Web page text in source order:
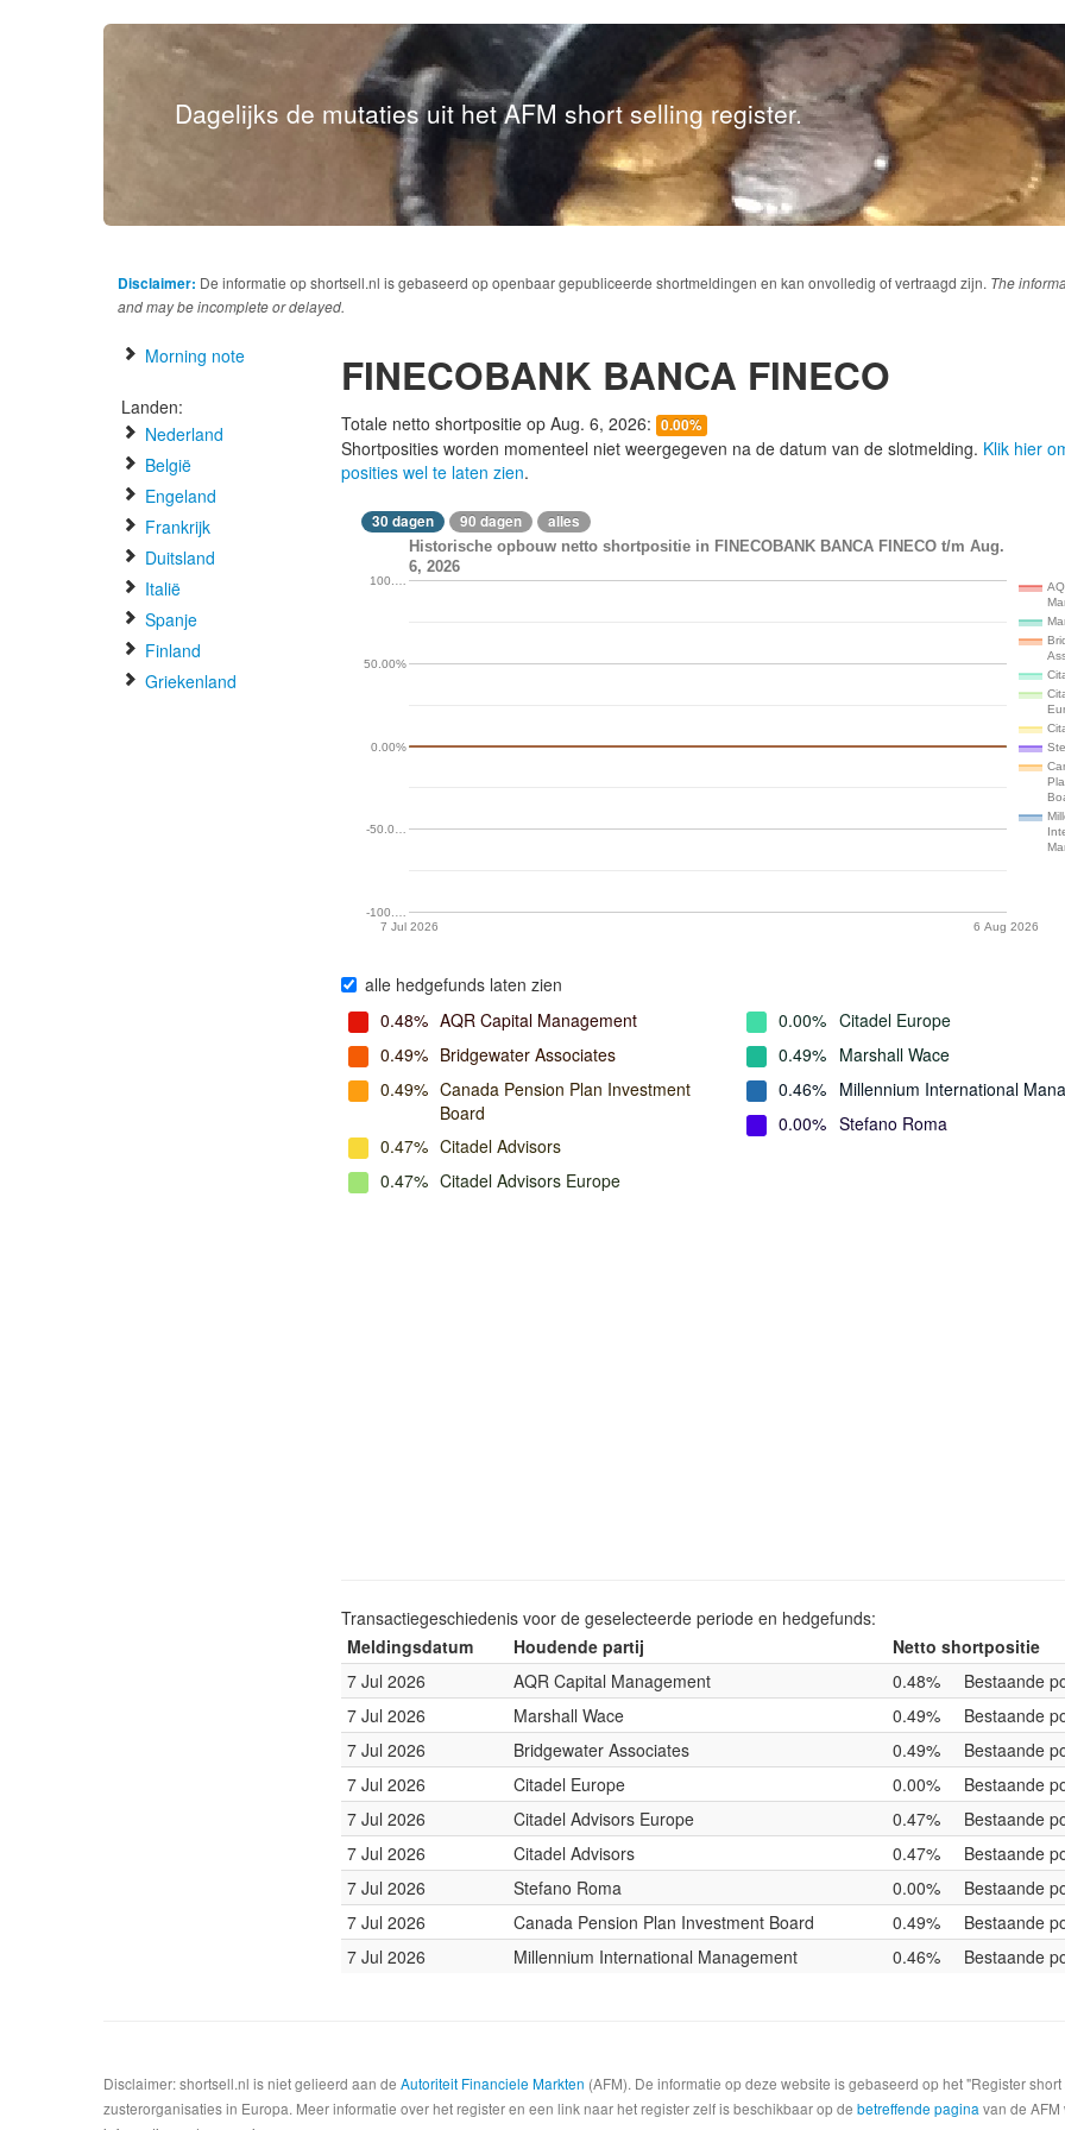
Dagelijks de mutaties uit het AFM short selling register.
Disclaimer: De informatie op shortsell.nl is gebaseerd op openbaar gepubliceerde shortmeldingen en kan onvolledig of vertraagd zijn. The
and may be incomplete or delayed.
Morning note
Landen:
Nederland
België
Engeland
Frankrijk
Duitsland
Italië
Spanje
Finland
Griekenland
FINECOBANK BANCA FINECO
Totale netto shortpositie op Aug. 6, 2026: 0.00%
Shortposities worden momenteel niet weergegeven na de datum van de slotmelding. Klik hier
posities wel te laten zien.
30 dagen 90 dagen alles
Historische opbouw netto shortpositie in FINECOBANK BANCA FINECO t/m Aug.
6, 2026
7 Jul 2026 6 Aug 2026
-100.…
-50.0…
0.00%
50.00%
100.…
alle hedgefunds laten zien
0.48% AQR Capital Management
0.49% Bridgewater Associates
0.49% Canada Pension Plan Investment
Board
0.47% Citadel Advisors
0.47% Citadel Advisors Europe
0.00% Citadel Europe
0.49% Marshall Wace
0.46% Millennium International
0.00% Stefano Roma
Transactiegeschiedenis voor de geselecteerde periode en hedgefunds:
Meldingsdatum
Houdende partij
Netto shortpositie
7 Jul 2026
AQR Capital Management 0.48%
Bestaande
7 Jul 2026
Marshall Wace 0.49%
Bestaande
7 Jul 2026
Bridgewater Associates 0.49%
Bestaande
7 Jul 2026
Citadel Europe 0.00%
Bestaande
7 Jul 2026
Citadel Advisors Europe 0.47%
Bestaande
7 Jul 2026
Citadel Advisors 0.47%
Bestaande
7 Jul 2026
Stefano Roma 0.00%
Bestaande
7 Jul 2026
Canada Pension Plan Investment Board 0.49%
Bestaande
7 Jul 2026
Millennium International Management 0.46% Bestaande
Disclaimer: shortsell.nl is niet gelieerd aan de Autoriteit Financiele Markten (AFM). De informatie op deze website is gebaseerd op het "Register
zusterorganisaties in Europa. Meer informatie over het register en een link naar het register zelf is beschikbaar op de betreffende pagina van de